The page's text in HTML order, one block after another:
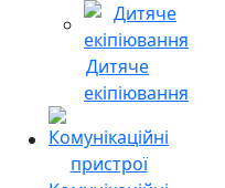
Дитяче
екіпіювання